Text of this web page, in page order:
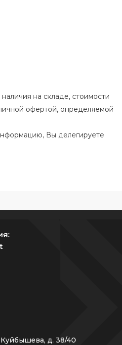
на складе, стоимости
офертой, определяемой
Вы делегируете
д. 38/40